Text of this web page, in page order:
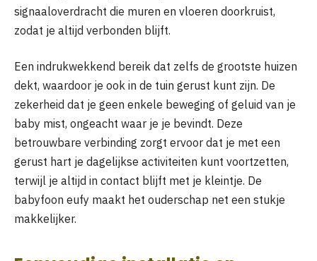
signaaloverdracht die muren en vloeren doorkruist,
zodat je altijd verbonden blijft.
Een indrukwekkend bereik dat zelfs de grootste huizen
dekt, waardoor je ook in de tuin gerust kunt zijn. De
zekerheid dat je geen enkele beweging of geluid van je
baby mist, ongeacht waar je je bevindt. Deze
betrouwbare verbinding zorgt ervoor dat je met een
gerust hart je dagelijkse activiteiten kunt voortzetten,
terwijl je altijd in contact blijft met je kleintje. De
babyfoon eufy maakt het ouderschap net een stukje
makkelijker.